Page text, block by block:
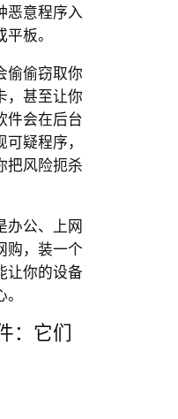
恶意程序入
板。
偷偷窃取你
，甚至让你
件会在后台
疑程序，
把风险扼杀
办公、上网
购，装一个
让你的设备
：它们